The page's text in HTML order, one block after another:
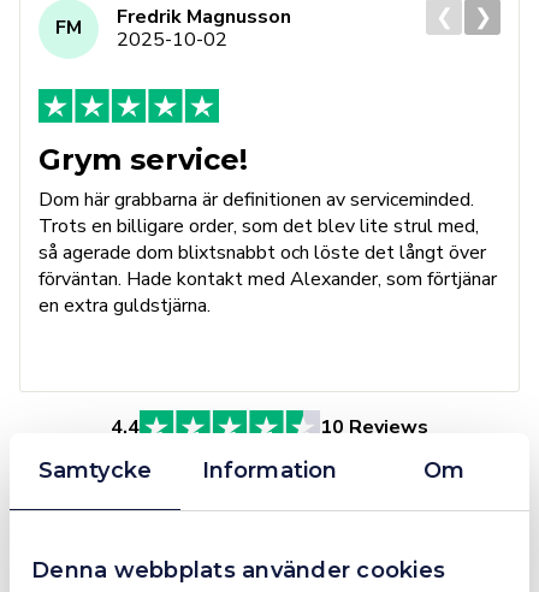
Samtycke Information Om
Denna webbplats använder cookies
4.4 10 Reviews
FM
Fredrik Magnusson
2025-10-02
Grym service!
Dom här grabbarna är definitionen av serviceminded.
Trots en billigare order, som det blev lite strul med,
så agerade dom blixtsnabbt och löste det långt över
förväntan. Hade kontakt med Alexander, som förtjänar
en extra guldstjärna.
❮ ❯